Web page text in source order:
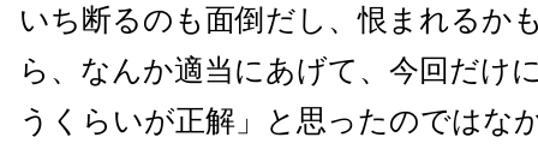
いち断るのも面倒だし、恨まれるか
ら、なんか適当にあげて、今回だけ
うくらいが正解」と思ったのではな